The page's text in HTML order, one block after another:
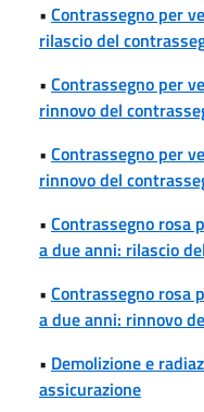
• Contrassegno per
rilascio del
• Contrassegno per
rinnovo del
• Contrassegno per
rinnovo del
• Contrassegno rosa
a due anni: rilascio
• Contrassegno rosa
a due anni: rinnovo
• Demolizione e
assicurazione